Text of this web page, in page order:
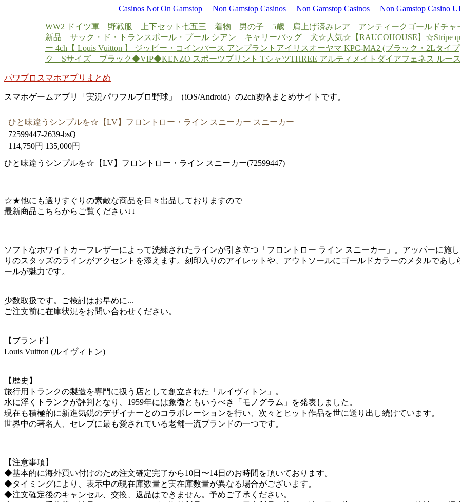
Casinos Not On Gamstop Non Gamstop Casinos Non Gamstop Casinos Non Gamstop Casino
WW2 ドイツ軍 野戦服 上下セット 七五三 着物 男の子 5歳 肩上げ済みレア アンティークゴールドチ
新品 サック・ド・トランスポール・プール シアン キャリーバッグ 犬☆人気☆【RAUCOHOUSE】☆Stripe
ー 4ch 【 Louis Vuitton 】 ジッピー・コインパース アンプラント アイリスオーヤマ KPC-MA2 (ブラック・2Lタイ
ク Sサイズ ブラック◆VIP◆KENZO スポーツプリント TシャツTHREE アルティメイトダイアフェネス ルー
パワプロスマホアプリまとめ
スマホゲームアプリ「実況パワフルプロ野球」（iOS/Android）の2ch攻略まとめサイトです。
ひと味違うシンプルを☆【LV】フロントロー・ライン スニーカー スニーカー
72599447-2639-bsQ
114,750円 135,000円
ひと味違うシンプルを☆【LV】フロントロー・ライン スニーカー(72599447)
☆★他にも選りすぐりの素敵な商品を日々出品しておりますので
最新商品こちらからご覧ください↓↓
ソフトなホワイトカーフレザーによって洗練されたラインが引き立つ「フロントロー ライン スニーカー」。アッパーに施
りのスタッズのラインがアクセントを添えます。刻印入りのアイレットや、アウトソールにゴールドカラーのメタルであ
ールが魅力です。
少数取扱です。ご検討はお早めに...
ご注文前に在庫状況をお問い合わせください。
【ブランド】
Louis Vuitton (ルイヴィトン)
【歴史】
旅行用トランクの製造を専門に扱う店として創立された「ルイヴィトン」。
水に浮くトランクが評判となり、1959年には象徴ともいうべき「モノグラム」を発表しました。
現在も積極的に新進気鋭のデザイナーとのコラボレーションを行い、次々とヒット作品を世に送り出し続けています。
世界中の著名人、セレブに最も愛されている老舗一流ブランドの一つです。
【注意事項】
◆基本的に海外買い付けのため注文確定完了から10日〜14日のお時間を頂いております。
◆タイミングにより、表示中の現在庫数量と実在庫数量が異なる場合がございます。
◆注文確定後のキャンセル、交換、返品はできません。予めご了承ください。